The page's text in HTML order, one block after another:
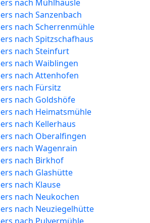
nach Mühlhäusle
nach Sanzenbach
nach Scherrenmühle
nach Spitzschafhaus
nach Steinfurt
nach Waiblingen
nach Attenhofen
nach Fürsitz
nach Goldshöfe
nach Heimatsmühle
nach Kellerhaus
nach Oberalfingen
nach Wagenrain
nach Birkhof
nach Glashütte
nach Klause
nach Neukochen
nach Neuziegelhütte